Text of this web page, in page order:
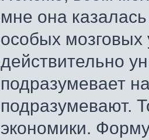
мне она
особых мозговых
действительно
подразумевает
подразумевают.
экономики.